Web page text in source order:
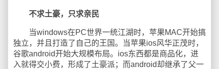
不求土豪，只求亲民
当windows在PC世界一统江湖时，苹果MAC开始搞
独立，并且打造了自己的王国。当苹果ios风华正茂时，
谷歌android开始大规模布局。ios东西都是商品化，进
入就得交小费，形成了土豪派；而android却继承了父一